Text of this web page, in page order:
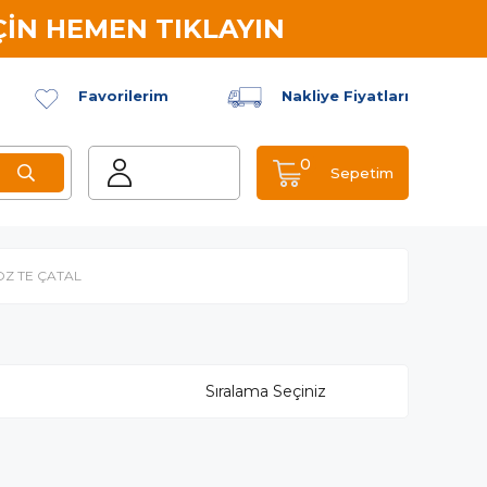
HEMEN TIKLAYIN
Favorilerim Nakliye Fiyatları
Sepetim
0
TE ÇATAL